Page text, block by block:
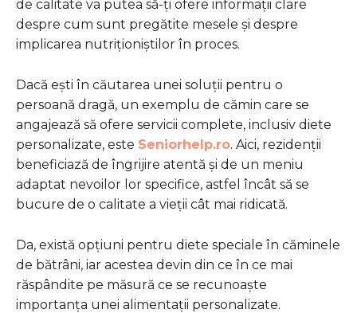
de calitate va putea să-ți ofere informații clare
despre cum sunt pregătite mesele și despre
implicarea nutriționiștilor în proces.
Dacă ești în căutarea unei soluții pentru o
persoană dragă, un exemplu de cămin care se
angajează să ofere servicii complete, inclusiv diete
personalizate, este Seniorhelp.ro. Aici, rezidenții
beneficiază de îngrijire atentă și de un meniu
adaptat nevoilor lor specifice, astfel încât să se
bucure de o calitate a vieții cât mai ridicată.
Da, există opțiuni pentru diete speciale în căminele
de bătrâni, iar acestea devin din ce în ce mai
răspândite pe măsură ce se recunoaște
importanța unei alimentații personalizate.